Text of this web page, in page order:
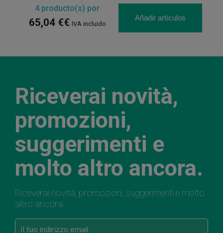
4producto(s) por
65,04 €€ IVA incluido
Añadir artículos
Riceverai novità,
promozioni,
suggerimenti e
molto altro ancora.
Riceverai novità, promozioni, suggerimenti e molto
altro ancora.